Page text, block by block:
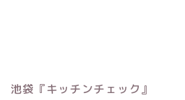
池袋『キッチンチェック』